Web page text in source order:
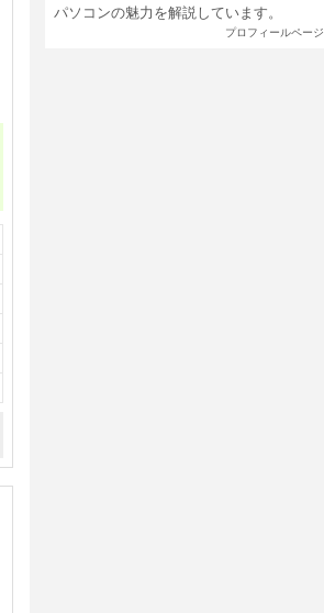
パソコンの魅力を解説しています。
プロフィールページ